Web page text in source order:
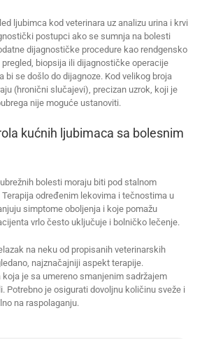
ljubimca kod veterinara uz analizu urina i krvi
postupci ako se sumnja na bolesti
dijagnostičke procedure kao rendgensko
biopsija ili dijagnostičke operacije
bi se došlo do dijagnoze. Kod velikog broja
(hronični slučajevi), precizan uzrok, koji je
nije moguće ustanoviti.
kućnih ljubimaca sa bolesnim
bolesti moraju biti pod stalnom
Terapija određenim lekovima i tečnostima u
simptome oboljenja i koje pomažu
vrlo često uključuje i bolničko lečenje.
na neku od propisanih veterinarskih
najznačajniji aspekt terapije.
koja je sa umereno smanjenim sadržajem
Potrebno je osigurati dovoljnu količinu sveže i
na raspolaganju.